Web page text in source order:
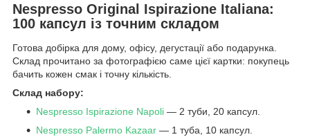
Nespresso Original Ispirazione Italiana:
100 капсул із точним складом
Готова добірка для дому, офісу, дегустації або подарунка.
Склад прочитано за фотографією саме цієї картки: покупець
бачить кожен смак і точну кількість.
Склад набору:
Nespresso Ispirazione Napoli — 2 туби, 20 капсул.
Nespresso Palermo Kazaar — 1 туба, 10 капсул.